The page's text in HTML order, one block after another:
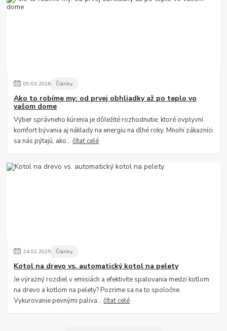
09.03.2026 Články
Ako to robíme my: od prvej obhliadky až po teplo vo
vašom dome
Výber správneho kúrenia je dôležité rozhodnutie, ktoré ovplyvní
komfort bývania aj náklady na energiu na dlhé roky. Mnohí zákazníci
sa nás pýtajú, ako...čítať celé
24.02.2025 Články
Kotol na drevo vs. automatický kotol na pelety
Je výrazný rozdiel v emisiách a efektivite spaľovania medzi kotlom
na drevo a kotlom na pelety? Pozrime sa na to spoločne.
Vykurovanie pevnými paliva...čítať celé